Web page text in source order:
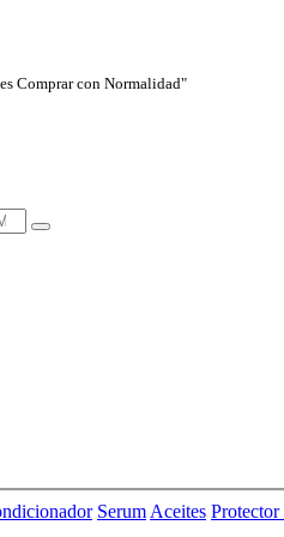
Comprar con Normalidad"
Serum Aceites